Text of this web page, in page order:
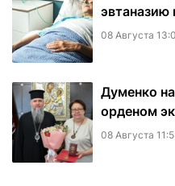
эвтаназию
08 Августа
Думенко
орденом
08 Августа